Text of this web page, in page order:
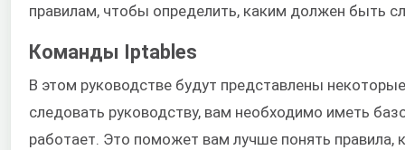
правилам, чтобы определить, каким должен быть
Команды Iptables
В этом руководстве будут представлены
следовать руководству, вам необходимо иметь
работает. Это поможет вам лучше понять